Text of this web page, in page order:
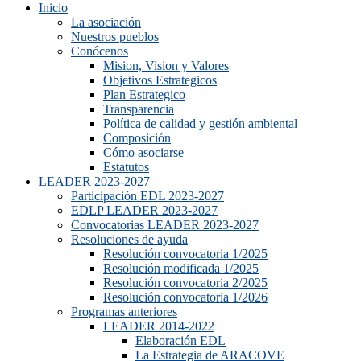
Inicio
La asociación
Nuestros pueblos
Conócenos
Mision, Vision y Valores
Objetivos Estrategicos
Plan Estrategico
Transparencia
Política de calidad y gestión ambiental
Composición
Cómo asociarse
Estatutos
LEADER 2023-2027
Participación EDL 2023-2027
EDLP LEADER 2023-2027
Convocatorias LEADER 2023-2027
Resoluciones de ayuda
Resolución convocatoria 1/2025
Resolución modificada 1/2025
Resolución convocatoria 2/2025
Resolución convocatoria 1/2026
Programas anteriores
LEADER 2014-2022
Elaboración EDL
La Estrategia de ARACOVE